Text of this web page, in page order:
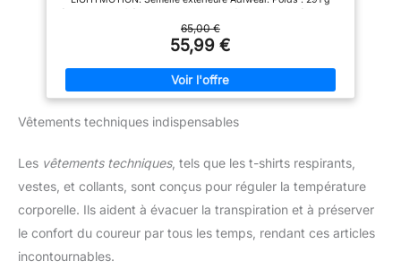
fêtes, aux voyages, à la maison,
quotidiens, camping, conduite,
extérieures. Chaussures de
marche décontractées à enfiler
pour hommes, parfaites pour
mm / avant-pied 24 mm).
65,00 €
55,99 €
Vêtements techniques indispensables
Les vêtements techniques, tels que les t-shirts respirants,
vestes, et collants, sont conçus pour réguler la température
corporelle. Ils aident à évacuer la transpiration et à préserver
le confort du coureur par tous les temps, rendant ces articles
incontournables.